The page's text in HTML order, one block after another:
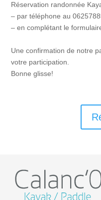
Réservation randonnée
– par téléphone au
– en complétant le
Une confirmation de notre
votre participation.
Bonne glisse!